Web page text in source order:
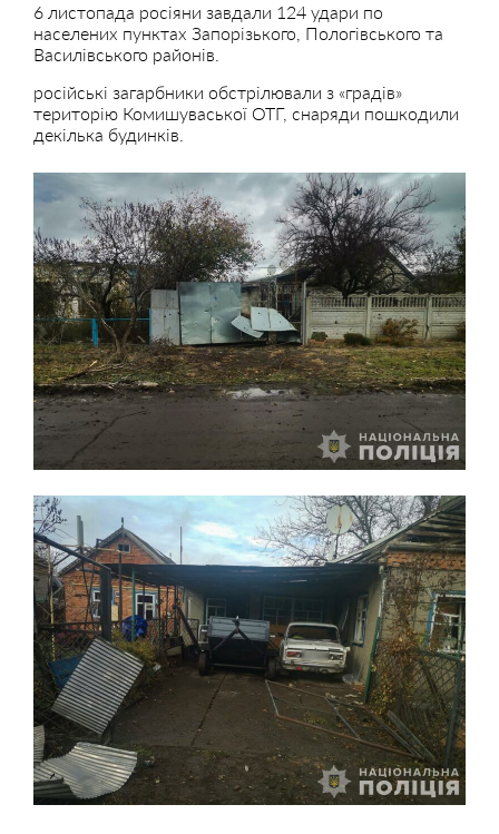
6 листопада росіяни завдали 124 удари по
населених пунктах Запорізького, Пологівського та
Василівського районів.
російські загарбники обстрілювали з «градів»
територію Комишуваської ОТГ, снаряди пошкодили
декілька будинків.